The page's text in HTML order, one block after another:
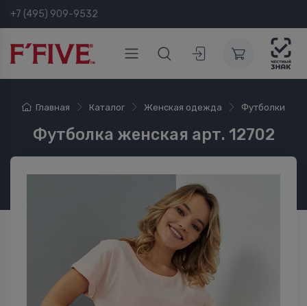
+7 (495) 909-9532
Главная Каталог Женская одежда Футболки
Футболка женская арт. 12702